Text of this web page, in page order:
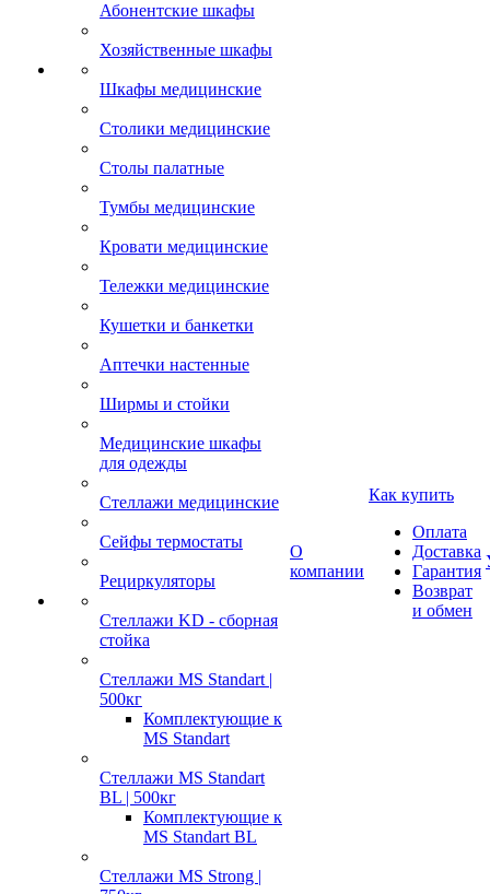
Абонентские шкафы
Хозяйственные шкафы
Шкафы медицинские
Столики медицинские
Столы палатные
Тумбы медицинские
Кровати медицинские
Тележки медицинские
Кушетки и банкетки
Аптечки настенные
Ширмы и стойки
Медицинские шкафы
для одежды
Стеллажи медицинские
Сейфы термостаты
Рециркуляторы
Стеллажи KD - сборная
стойка
Стеллажи MS Standart |
500кг
Комплектующие к
MS Standart
Стеллажи MS Standart
BL | 500кг
Комплектующие к
MS Standart BL
Стеллажи MS Strong |
О
компании
Как купить
Оплата
Доставка
Гарантия
Возврат
и обмен